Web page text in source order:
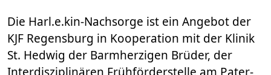
Die Harl.e.kin-Nachsorge ist ein Angebot der
KJF Regensburg in Kooperation mit der Klinik
St. Hedwig der Barmherzigen Brüder, der